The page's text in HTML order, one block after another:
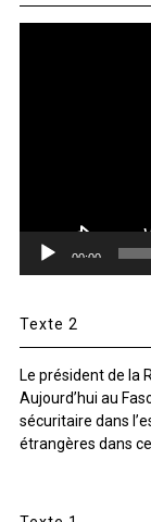
00:00
Texte 2
Le président de la
Aujourd’hui au
sécuritaire dans
étrangères dans